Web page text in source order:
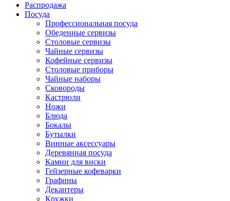
Распродажа
Посуда
Профессиональная посуда
Обеденные сервизы
Столовые сервизы
Чайные сервизы
Кофейные сервизы
Столовые приборы
Чайные наборы
Сковороды
Кастрюли
Ножи
Блюда
Бокалы
Бутылки
Винные аксессуары
Деревянная посуда
Камни для виски
Гейзерные кофеварки
Графины
Декантеры
Кружки